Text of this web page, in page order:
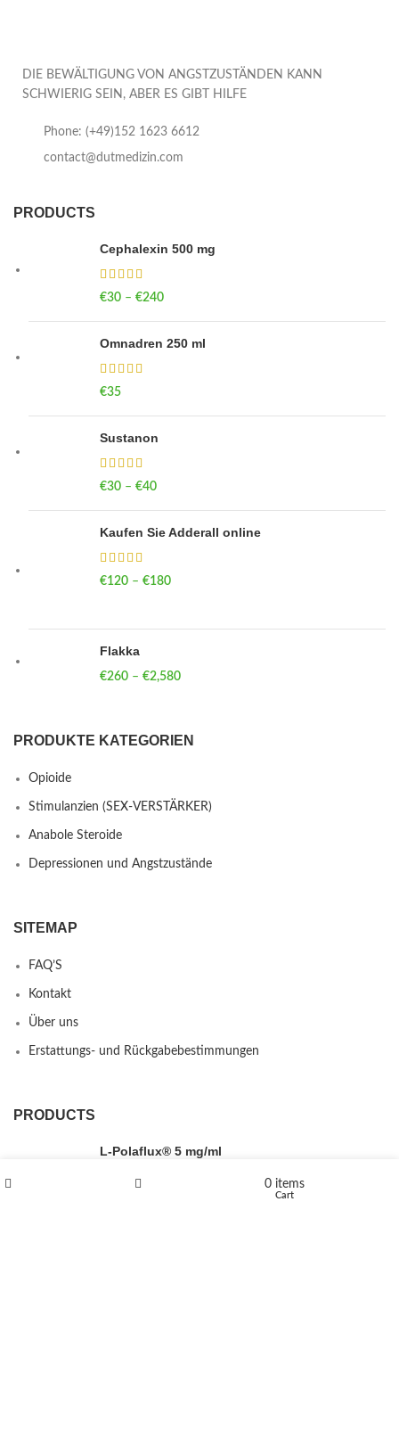
DIE BEWÄLTIGUNG VON ANGSTZUSTÄNDEN KANN
SCHWIERIG SEIN, ABER ES GIBT HILFE
Phone: (+49)152 1623 6612
contact@dutmedizin.com
PRODUCTS
Cephalexin 500 mg
€30 – €240
Omnadren 250 ml
€35
Sustanon
€30 – €40
Kaufen Sie Adderall online
€120 – €180
Flakka
€260 – €2,580
PRODUKTE KATEGORIEN
Opioide
Stimulanzien (SEX-VERSTÄRKER)
Anabole Steroide
Depressionen und Angstzustände
SITEMAP
FAQ’S
Kontakt
Über uns
Erstattungs- und Rückgabebestimmungen
PRODUCTS
L-Polaflux® 5 mg/ml
0 items
Cart